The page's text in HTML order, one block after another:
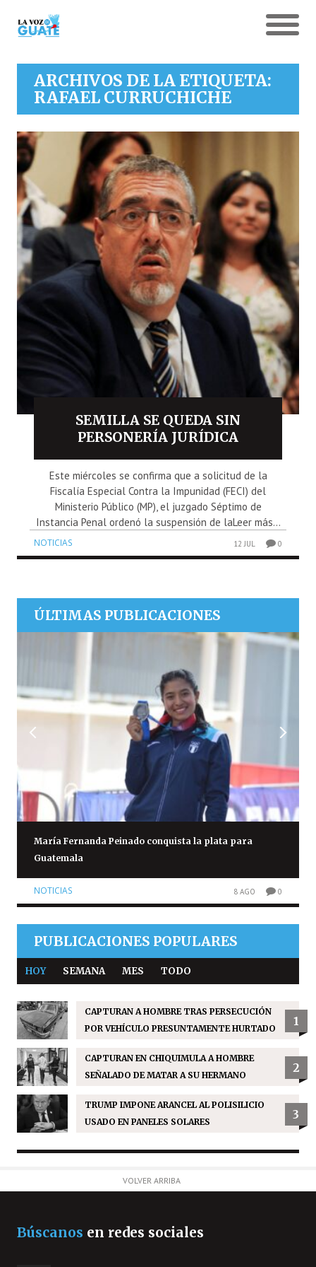
ARCHIVOS DE LA ETIQUETA:
RAFAEL CURRUCHICHE
SEMILLA SE QUEDA SIN
PERSONERÍA JURÍDICA
Este miércoles se confirma que a solicitud de la
Fiscalía Especial Contra la Impunidad (FECI) del
Ministerio Público (MP), el juzgado Séptimo de
Instancia Penal ordenó la suspensión de laLeer más...
NOTICIAS 12 JUL 0
ÚLTIMAS PUBLICACIONES
María Fernanda Peinado conquista la plata para
Guatemala
NOTICIAS 8 AGO 0
PUBLICACIONES POPULARES
HOY SEMANA MES TODO
CAPTURAN A HOMBRE TRAS PERSECUCIÓN
POR VEHÍCULO PRESUNTAMENTE HURTADO
1
CAPTURAN EN CHIQUIMULA A HOMBRE
SEÑALADO DE MATAR A SU HERMANO
2
TRUMP IMPONE ARANCEL AL POLISILICIO
USADO EN PANELES SOLARES
3
VOLVER ARRIBA
Búscanos en redes sociales